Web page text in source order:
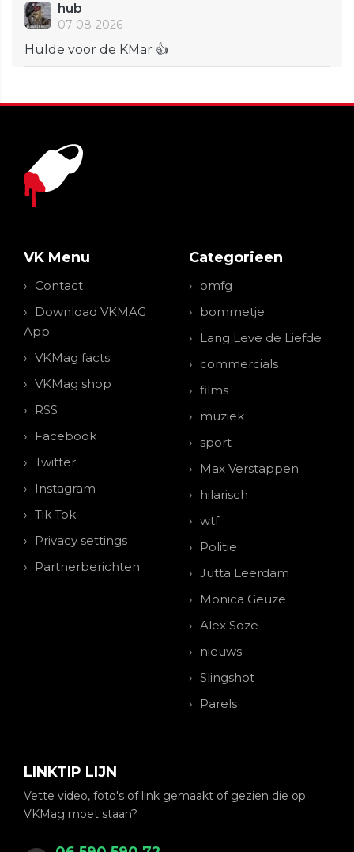
hub
07-08-2026
Hulde voor de KMar 👍
VK Menu
Contact
Download VKMAG
App
VKMag facts
VKMag shop
RSS
Facebook
Twitter
Instagram
Tik Tok
Privacy settings
Partnerberichten
Categorieen
omfg
bommetje
Lang Leve de Liefde
commercials
films
muziek
sport
Max Verstappen
hilarisch
wtf
Politie
Jutta Leerdam
Monica Geuze
Alex Soze
nieuws
Slingshot
Parels
LINKTIP LIJN
Vette video, foto's of link gemaakt of gezien die op
VKMag moet staan?